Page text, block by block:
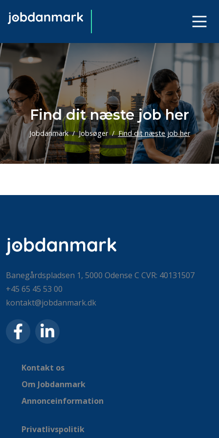
Find dit næste job her
Jobdanmark Jobsøger Find dit næste job her
Banegårdspladsen 1, 5000 Odense C CVR: 40131507
+45 65 45 53 00
kontakt@jobdanmark.dk
Kontakt os
Om Jobdanmark
Annonceinformation
Privatlivspolitik